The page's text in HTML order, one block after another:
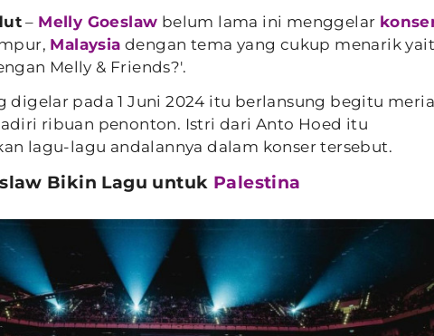
– Melly Goeslaw belum lama ini menggelar
Malaysia dengan tema yang cukup menarik
Melly & Friends?'.
digelar pada 1 Juni 2024 itu berlansung begitu
ribuan penonton. Istri dari Anto Hoed itu
lagu-lagu andalannya dalam konser tersebut.
Bikin Lagu untuk Palestina